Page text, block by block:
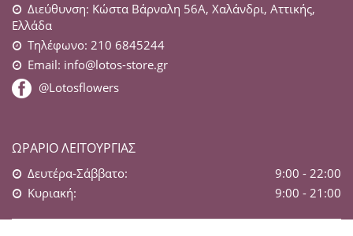
Διεύθυνση: Κώστα Βάρναλη 56Α, Χαλάνδρι, Αττικής,
Ελλάδα
Τηλέφωνο: 210 6845244
Email: info@lotos-store.gr
@Lotosflowers
ΩΡΆΡΙΟ ΛΕΙΤΟΥΡΓΊΑΣ
Δευτέρα-Σάββατο:
9:00 - 22:00
Κυριακή:
9:00 - 21:00